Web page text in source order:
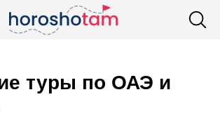
туры по ОАЭ и